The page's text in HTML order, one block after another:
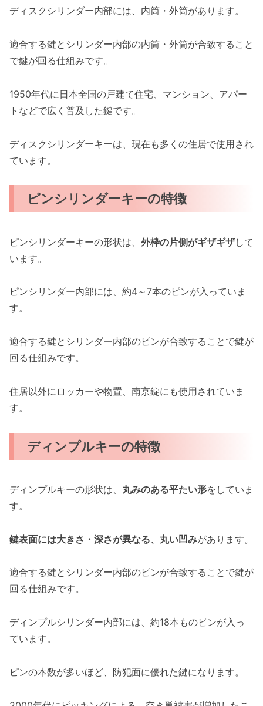
ディスクシリンダー内部には、内筒・外筒があります。
適合する鍵とシリンダー内部の内筒・外筒が合致すること
で鍵が回る仕組みです。
1950年代に日本全国の戸建て住宅、マンション、アパー
トなどで広く普及した鍵です。
ディスクシリンダーキーは、現在も多くの住居で使用され
ています。
ピンシリンダーキーの特徴
ピンシリンダーキーの形状は、 外枠の片側がギザギザして
います。
ピンシリンダー内部には、約4～7本のピンが入っていま
す。
適合する鍵とシリンダー内部のピンが合致することで鍵が
回る仕組みです。
住居以外にロッカーや物置、南京錠にも使用されていま
す。
ディンプルキーの特徴
ディンプルキーの形状は、 丸みのある平たい形をしていま
す。
鍵表面には大きさ・深さが異なる、丸い凹みがあります。
適合する鍵とシリンダー内部のピンが合致することで鍵が
回る仕組みです。
ディンプルシリンダー内部には、約18本ものピンが入っ
ています。
ピンの本数が多いほど、防犯面に優れた鍵になります。